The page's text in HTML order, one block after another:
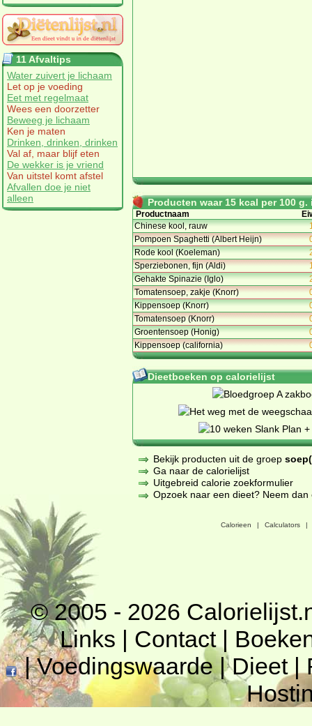
11 Afvaltips
Water zuivert je lichaam
Let op je voeding
Eet met regelmaat
Wees een doorzetter
Beweeg je lichaam
Ken je maten
Drinken, drinken, drinken
Val af, maar blijf eten
De wekker is je vriend
Van uitstel komt afstel
Afvallen doe je niet
alleen
Producten waar 15 kcal per 100
Productnaam
Chinese kool, rauw
Pompoen Spaghetti (Albert Heijn)
Rode kool (Koeleman)
Sperziebonen, fijn (Aldi)
Gehakte Spinazie (Iglo)
Tomatensoep, zakje (Knorr)
Kippensoep (Knorr)
Tomatensoep (Knorr)
Groentensoep (Honig)
Kippensoep (california)
Dieetboeken op calorielijst
Bekijk producten uit de groep
Ga naar de calorielijst
Uitgebreid calorie zoekformulier
Opzoek naar een dieet? Neem
Calorieen | Calculators |
© 2005 - 2026
Links | Contact|
|Voedingswaarde|Dieet|